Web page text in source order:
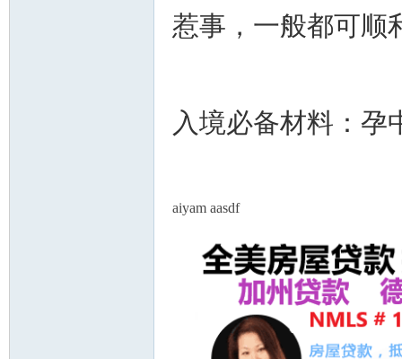
惹事，一般都可顺
入境必备材料：孕
aiyam aasdf